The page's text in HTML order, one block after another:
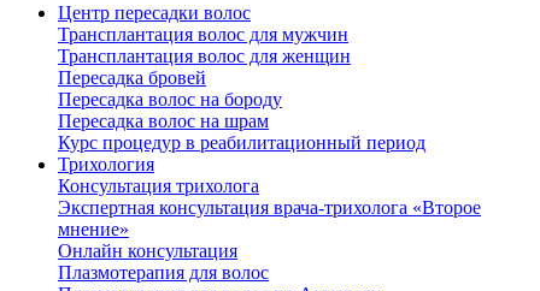
Центр пересадки волос
Трансплантация волос для мужчин
Трансплантация волос для женщин
Пересадка бровей
Пересадка волос на бороду
Пересадка волос на шрам
Курс процедур в реабилитационный период
Трихология
Консультация трихолога
Экспертная консультация врача-трихолога «Второе
мнение»
Онлайн консультация
Плазмотерапия для волос